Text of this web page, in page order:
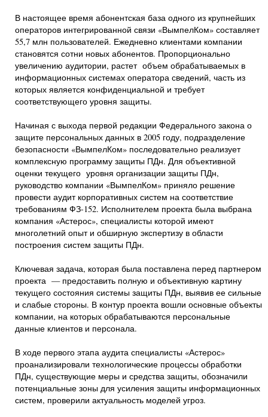
В настоящее время абонентская база одного из крупнейших
операторов интегрированной связи «ВымпелКом» составляет
55,7 млн пользователей. Ежедневно клиентами компании
становятся сотни новых абонентов. Пропорционально
увеличению аудитории, растет объем обрабатываемых в
информационных системах оператора сведений, часть из
которых является конфиденциальной и требует
соответствующего уровня защиты.
Начиная с выхода первой редакции Федерального закона о
защите персональных данных в 2005 году, подразделение
безопасности «ВымпелКом» последовательно реализует
комплексную программу защиты ПДн. Для объективной
оценки текущего уровня организации защиты ПДн,
руководство компании «ВымпелКом» приняло решение
провести аудит корпоративных систем на соответствие
требованиям ФЗ-152. Исполнителем проекта была выбрана
компания «Астерос», специалисты которой имеют
многолетний опыт и обширную экспертизу в области
построения систем защиты ПДн.
Ключевая задача, которая была поставлена перед партнером
проекта — предоставить полную и объективную картину
текущего состояния системы защиты ПДн, выявив ее сильные
и слабые стороны. В контур проекта вошли основные объекты
компании, на которых обрабатываются персональные
данные клиентов и персонала.
В ходе первого этапа аудита специалисты «Астерос»
проанализировали технологические процессы обработки
ПДн, существующие меры и средства защиты, обозначили
потенциальные зоны для усиления защиты информационных
систем, проверили актуальность моделей угроз.